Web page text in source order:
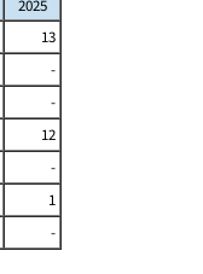
2025
13
-
-
12
-
1
-